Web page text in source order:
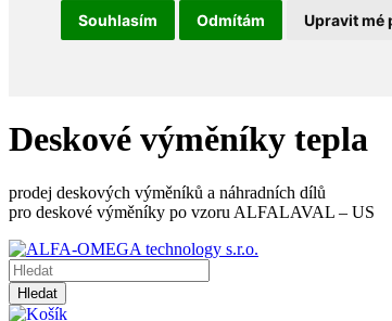
Souhlasím Odmítám Upravit mé
Deskové výměníky tepla
prodej deskových výměníků a náhradních dílů
pro deskové výměníky po vzoru ALFALAVAL – US
Hledat